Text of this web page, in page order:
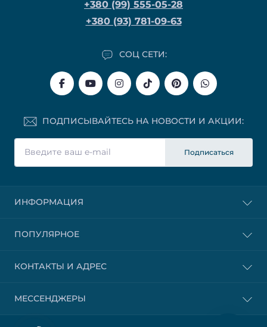
+380 (99) 555-05-28
+380 (93) 781-09-63
СОЦ СЕТИ:
ПОДПИСЫВАЙТЕСЬ НА НОВОСТИ И АКЦИИ:
Подписаться
ИНФОРМАЦИЯ
ПОПУЛЯРНОЕ
КОНТАКТЫ И АДРЕС
МЕССЕНДЖЕРЫ